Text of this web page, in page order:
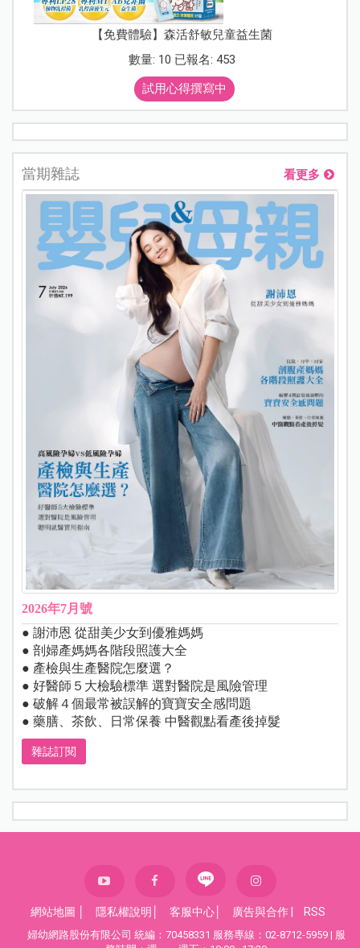
【免費體驗】森活舒敏兒童益生菌
數量: 10 已報名: 453
試用心得撰寫中
當期雜誌 看更多
2026年7月號
● 謝沛恩 從甜美少女到優雅媽媽
● 剖婦產媽媽各階段照護大全
● 產檢與生產醫院怎麼選？
● 好醫師５大檢驗標準 選對醫院是風險管理
● 破解４個最常被誤解的寶寶安全感問題
● 藥膳、茶飲、日常保養 中醫觀點看產後掉髮
雜誌訂閱
網站地圖 隱私權說明 客服中心 廣告與合作 RSS
婦幼網路股份有限公司 統編：70458331 服務專線：02-8712-5959 | 服